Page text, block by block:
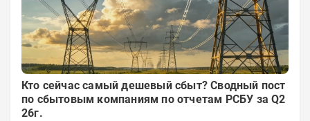
Кто сейчас самый дешевый сбыт? Сводный пост
по сбытовым компаниям по отчетам РСБУ за Q2
26г.